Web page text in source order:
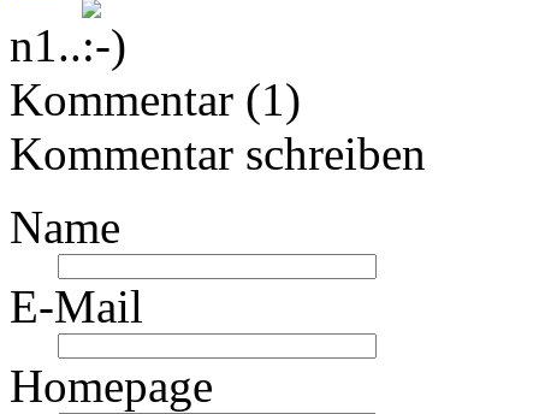
n1..
Kommentar (1)
Kommentar schreiben
Name
E-Mail
Homepage